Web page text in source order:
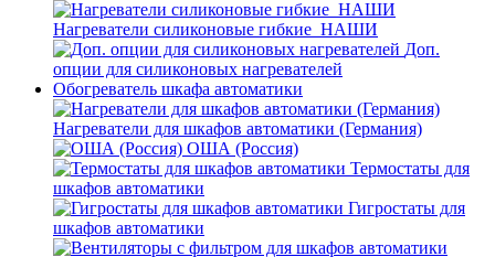
Нагреватели силиконовые гибкие_НАШИ
Доп.
опции для силиконовых нагревателей
Обогреватель шкафа автоматики
Нагреватели для шкафов автоматики (Германия)
ОША (Россия)
Термостаты для
шкафов автоматики
Гигростаты для
шкафов автоматики